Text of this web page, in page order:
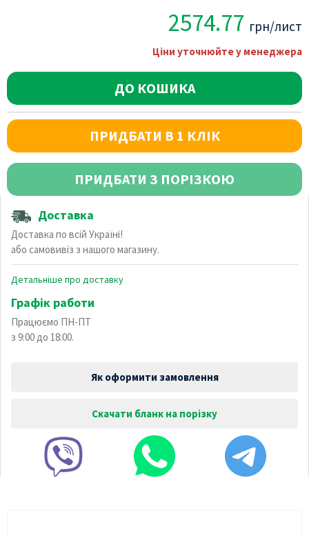
2574.77 грн/лист
Ціни уточнюйте у менеджера
ДО КОШИКА
ПРИДБАТИ В 1 КЛІК
ПРИДБАТИ З ПОРІЗКОЮ
Доставка
Доставка по всій Україні!
або самовивіз з нашого магазину.
Детальніше про доставку
Графік работи
Працюємо ПН-ПТ
з 9:00 до 18:00.
Як оформити замовлення
Скачати бланк на порізку